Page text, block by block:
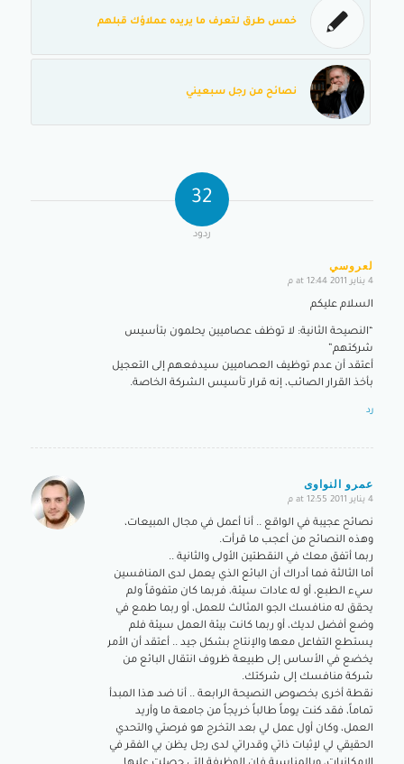
خمس طرق لتعرف ما يريده عملاؤك قبلهم
نصائح من رجل سبعيني
32
ردود
لعروسي
says:
4 يناير 2011 at 12:44 م
السلام عليكم
“النصيحة الثانية: لا توظف عصاميين يحلمون بتأسيس
شركتهم”
أعتقد أن عدم توظيف العصاميين سيدفعهم إلى التعجيل
بأخذ القرار الصائب، إنه قرار تأسيس الشركة الخاصة.
رد
عمرو النواوى
says:
4 يناير 2011 at 12:55 م
نصائح عجيبة في الواقع .. أنا أعمل في مجال المبيعات،
وهذه النصائح من أعجب ما قرأت.
ربما أتفق معك في النقطتين الأولى والثانية ..
أما الثالثة فما أدراك أن البائع الذي يعمل لدى المنافسين
سيء الطبع، أو له عادات سيئة، فربما كان متفوقاً ولم
يحقق له منافسك الجو المثالث للعمل، أو ربما طمع في
وضع أفضل لديك، أو ربما كانت بيئة العمل سيئة فلم
يستطع التفاعل معها والإنتاج بشكل جيد .. أعتقد أن الأمر
يخضع في الأساس إلى طبيعة ظروف انتقال البائع من
شركة منافسك إلى شركتك.
نقطة أخرى بخصوص النصيحة الرابعة .. أنا ضد هذا المبدأ
تماماً، فقد كنت يوماً طالباً خريجاً من جامعة ما وأريد
العمل، وكان أول عمل لي بعد التخرج هو فرصتي والتحدي
الحقيقي لي لإثبات ذاتي وقدراتي لدى رجل يظن بي الفقر في